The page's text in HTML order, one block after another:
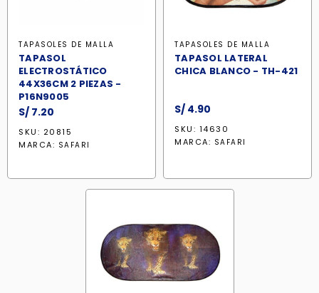
TAPASOLES DE MALLA
TAPASOL
ELECTROSTÁTICO
44X36CM 2 PIEZAS -
P16N9005
S/ 7.20
SKU: 20815
MARCA: SAFARI
TAPASOLES DE MALLA
TAPASOL LATERAL
CHICA BLANCO - TH-421
S/ 4.90
SKU: 14630
MARCA: SAFARI